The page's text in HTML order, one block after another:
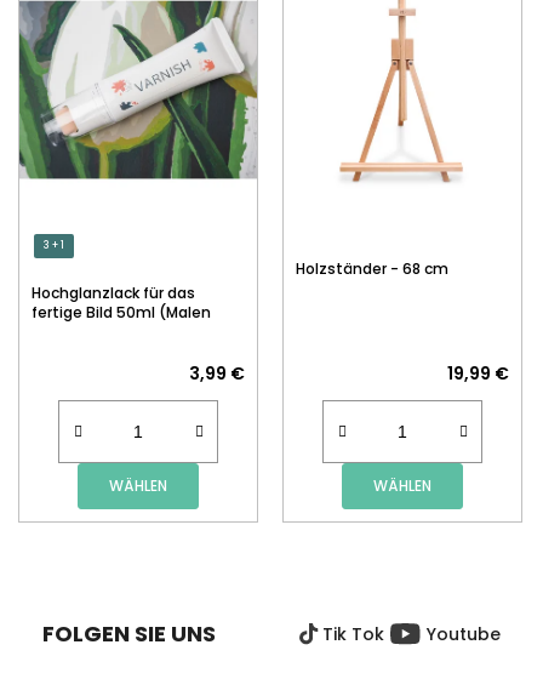
3 + 1
Hochglanzlack für das
fertige Bild 50ml (Malen
3,99 €
WÄHLEN
Holzständer - 68 cm
19,99 €
WÄHLEN
FOLGEN SIE UNS Tik Tok Youtube